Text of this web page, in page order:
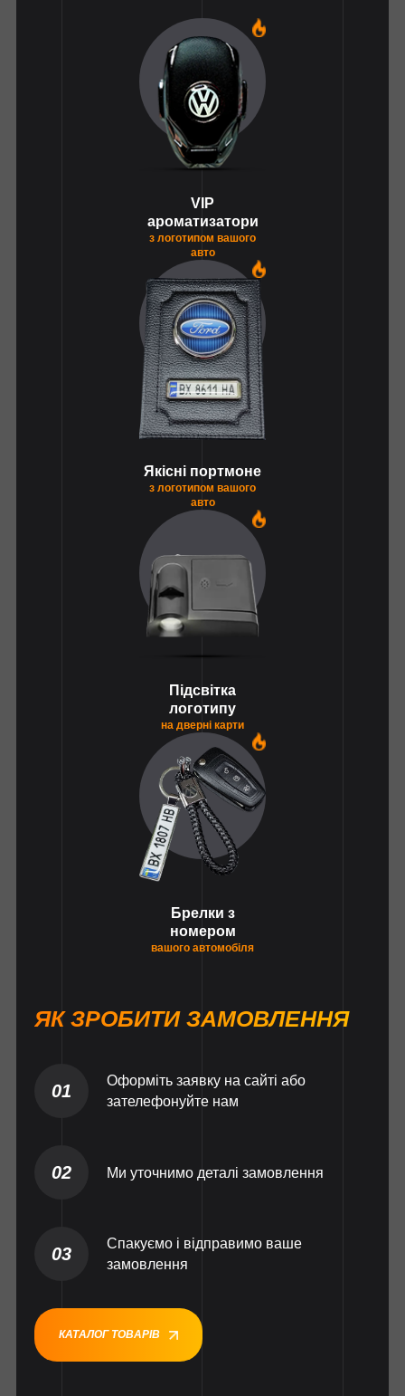
VIP
ароматизатори
з логотипом вашого
авто
Якісні портмоне
з логотипом вашого
авто
Підсвітка
логотипу
на дверні карти
Брелки з
номером
вашого автомобіля
ЯК ЗРОБИТИ ЗАМОВЛЕННЯ
01
Оформіть заявку на сайті або
зателефонуйте нам
02 Ми уточнимо деталі замовлення
03
Спакуємо і відправимо ваше
замовлення
КАТАЛОГ ТОВАРІВ